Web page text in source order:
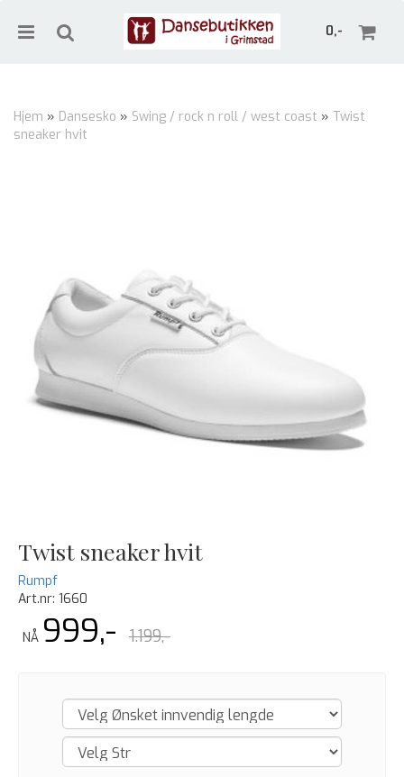
0,-
Hjem » Dansesko » Swing / rock n roll / west coast » Twist
sneaker hvit
Twist sneaker hvit
Rumpf
Art.nr: 1660
NÅ 999,- 1.199,-